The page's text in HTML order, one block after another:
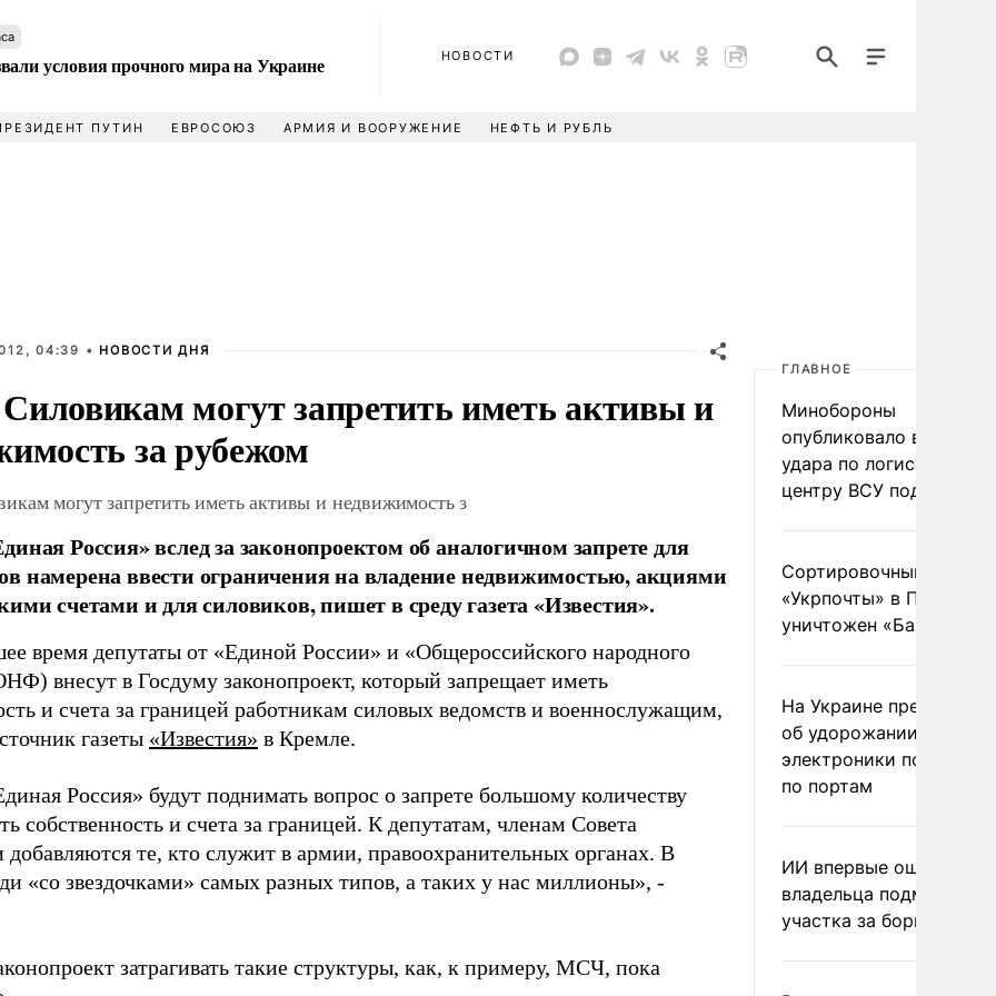
условия прочного мира на Украине НОВОСТИ
ПУТИН ЕВРОСОЮЗ АРМИЯ И ВООРУЖЕНИЕ НЕФТЬ И РУБЛЬ
04:39 • НОВОСТИ ДНЯ
могут запретить иметь активы и
за рубежом
могут запретить иметь активы и недвижимость з
Россия» вслед за законопроектом об аналогичном запрете для
намерена ввести ограничения на владение недвижимостью, акциями
счетами и для силовиков, пишет в среду газета «Известия».
время депутаты от «Единой России» и «Общероссийского народного
внесут в Госдуму законопроект, который запрещает иметь
и счета за границей работникам силовых ведомств и военнослужащим,
газеты «Известия» в Кремле.
Россия» будут поднимать вопрос о запрете большому количеству
собственность и счета за границей. К депутатам, членам Совета
те, кто служит в армии, правоохранительных органах. В
«со звездочками» самых разных типов, а таких у нас миллионы», -
затрагивать такие структуры, как, к примеру, МСЧ, пока
ГЛАВНОЕ
Минобороны
опубликовало видео
удара по
центру ВСУ под Киевом
Сортировочный пункт
«Укрпочты» в
уничтожен
На Украине
об удорожании
электроники после
по портам
ИИ впервые
владельца
участка за борщевик